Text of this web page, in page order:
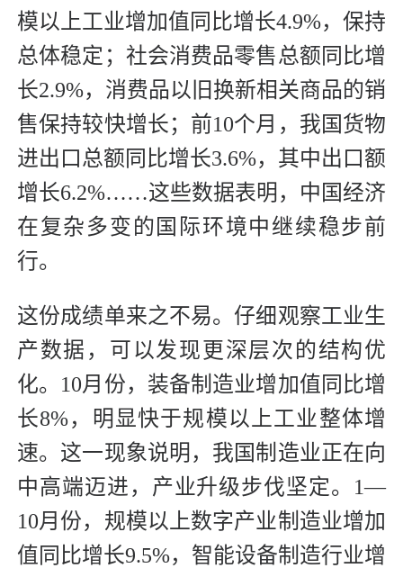
模以上工业增加值同比增长4.9%，保持
总体稳定；社会消费品零售总额同比增
长2.9%，消费品以旧换新相关商品的销
售保持较快增长；前10个月，我国货物
进出口总额同比增长3.6%，其中出口额
增长6.2%……这些数据表明，中国经济
在复杂多变的国际环境中继续稳步前
行。
这份成绩单来之不易。仔细观察工业生
产数据，可以发现更深层次的结构优
化。10月份，装备制造业增加值同比增
长8%，明显快于规模以上工业整体增
速。这一现象说明，我国制造业正在向
中高端迈进，产业升级步伐坚定。1—
10月份，规模以上数字产业制造业增加
值同比增长9.5%，智能设备制造行业增